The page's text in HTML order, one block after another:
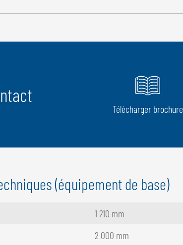
Télécharger brochure
(équipement de base)
1 210 mm
2 000 mm